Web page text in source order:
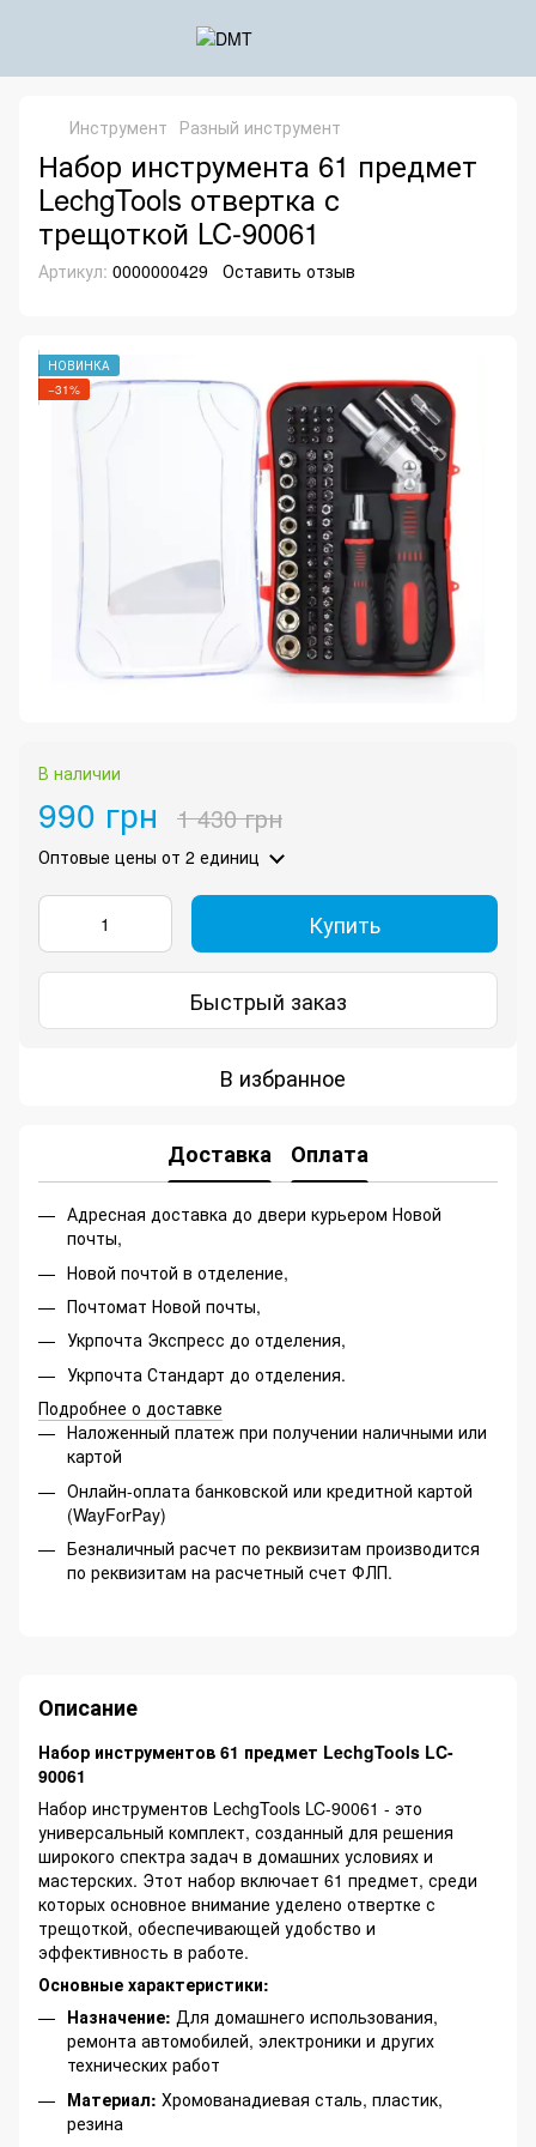
Инструмент Разный инструмент
Набор инструмента 61 предмет
LechgTools отвертка с
трещоткой LC-90061
Артикул: 0000000429 Оставить отзыв
НОВИНКА
−31%
В наличии
990 грн 1 430 грн
Оптовые цены от 2 единиц
Купить
Быстрый заказ
В избранное
Доставка Оплата
Адресная доставка до двери курьером Новой
почты,
Новой почтой в отделение,
Почтомат Новой почты,
Укрпочта Экспресс до отделения,
Укрпочта Стандарт до отделения.
Подробнее о доставке
Наложенный платеж при получении наличными или
картой
Онлайн-оплата банковской или кредитной картой
(WayForPay)
Безналичный расчет по реквизитам производится
по реквизитам на расчетный счет ФЛП.
Описание
Набор инструментов 61 предмет LechgTools LC-
90061
Набор инструментов LechgTools LC-90061 - это
универсальный комплект, созданный для решения
широкого спектра задач в домашних условиях и
мастерских. Этот набор включает 61 предмет, среди
которых основное внимание уделено отвертке с
трещоткой, обеспечивающей удобство и
эффективность в работе.
Основные характеристики:
Назначение: Для домашнего использования,
ремонта автомобилей, электроники и других
технических работ
Материал: Хромованадиевая сталь, пластик,
резина